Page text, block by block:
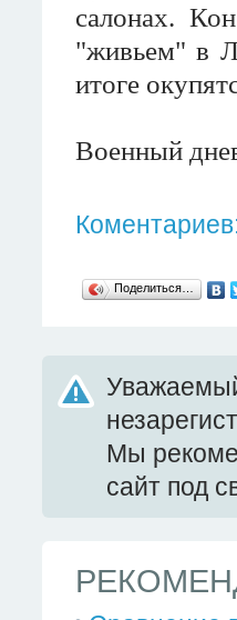
салонах.
"живьем" в
итоге
Военный
Поделиться…
Мы
сайт под